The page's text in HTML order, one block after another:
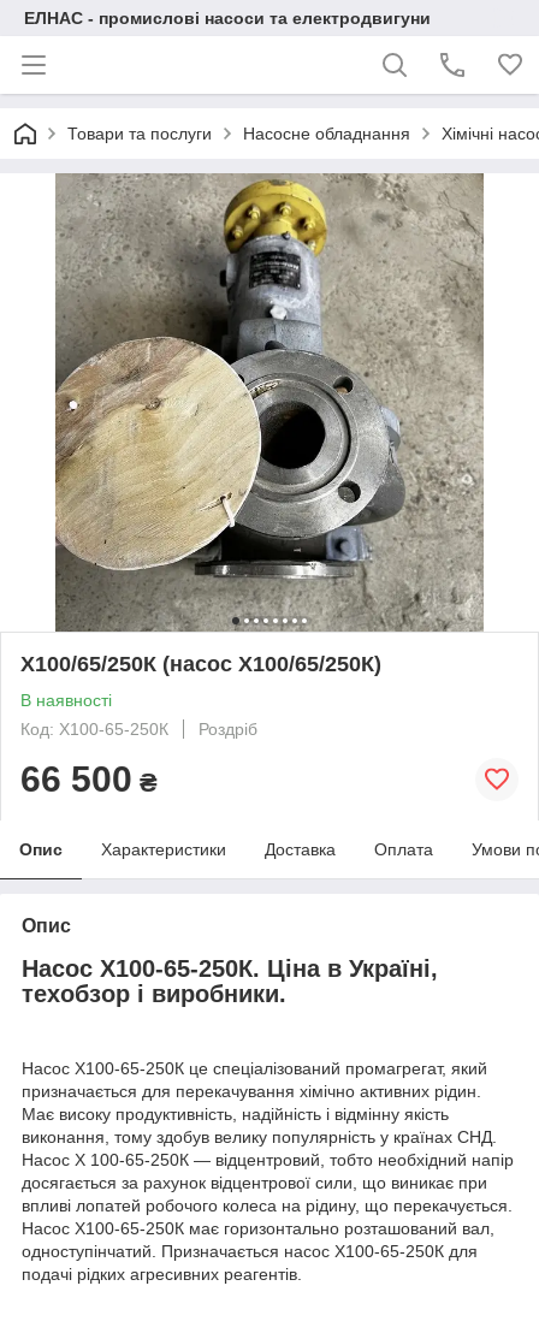
ЕЛНАС - промислові насоси та електродвигуни
Товари та послуги Насосне обладнання Хімічні
Х100/65/250К (насос Х100/65/250К)
В наявності
Код: Х100-65-250К
Роздріб
66 500 ₴
Опис Характеристики Доставка Оплата Умови
Опис
Насос Х100-65-250К. Ціна в Україні,
техобзор і виробники.
Насос Х100-65-250К це спеціалізований промагрегат, який
призначається для перекачування хімічно активних рідин.
Має високу продуктивність, надійність і відмінну якість
виконання, тому здобув велику популярність у країнах СНД.
Насос Х 100-65-250К ― відцентровий, тобто необхідний напір
досягається за рахунок відцентрової сили, що виникає при
впливі лопатей робочого колеса на рідину, що перекачується.
Насос Х100-65-250К має горизонтально розташований вал,
одноступінчатий. Призначається насос Х100-65-250К для
подачі рідких агресивних реагентів.